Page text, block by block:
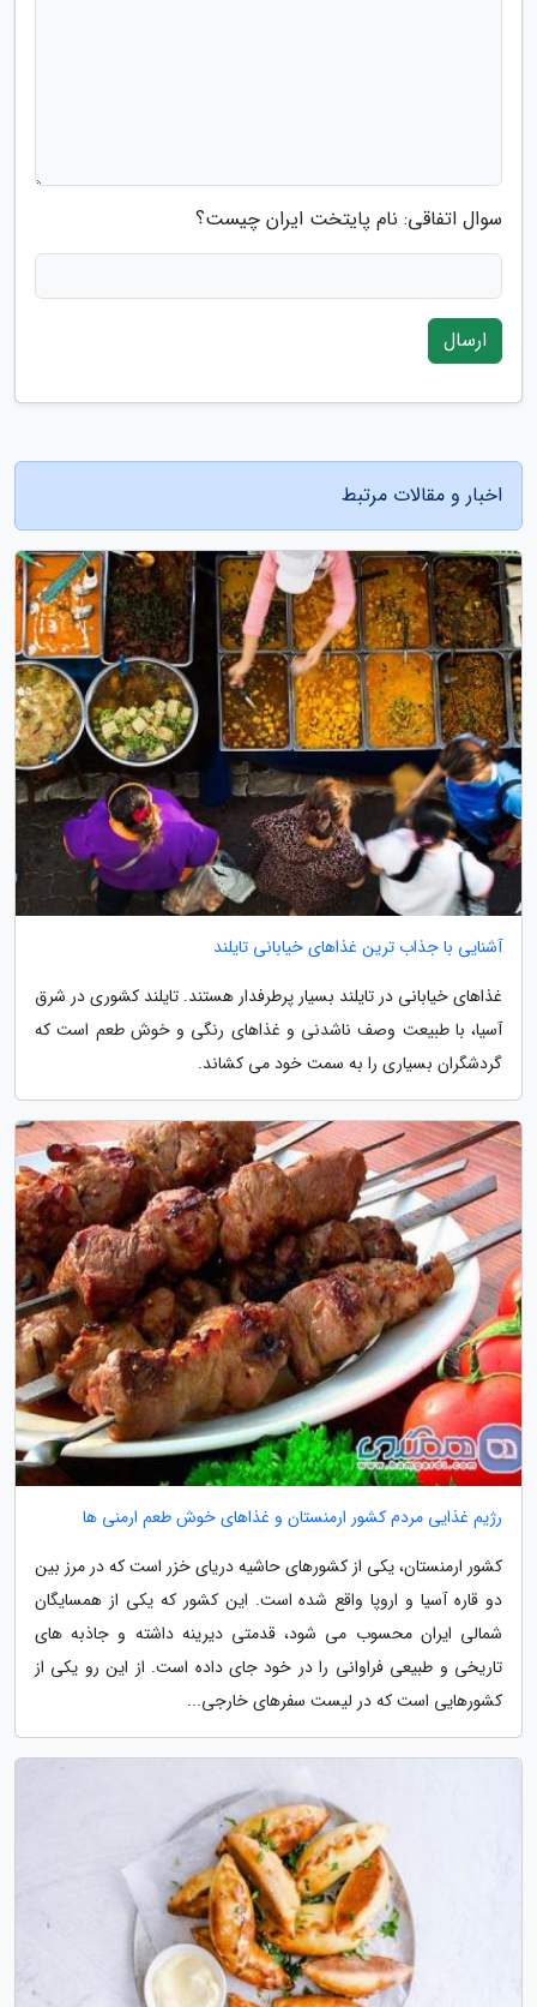
سوال اتفاقی: نام پایتخت ایران چیست؟
ارسال
اخبار و مقالات مرتبط
آشنایی با جذاب ترین غذاهای خیابانی تایلند
غذاهای خیابانی در تایلند بسیار پرطرفدار هستند. تایلند کشوری در شرق
آسیا، با طبیعت وصف ناشدنی و غذاهای رنگی و خوش طعم است که
گردشگران بسیاری را به سمت خود می کشاند.
رژیم غذایی مردم کشور ارمنستان و غذاهای خوش طعم ارمنی ها
کشور ارمنستان، یکی از کشورهای حاشیه دریای خزر است که در مرز بین
دو قاره آسیا و اروپا واقع شده است. این کشور که یکی از همسایگان
شمالی ایران محسوب می شود، قدمتی دیرینه داشته و جاذبه های
تاریخی و طبیعی فراوانی را در خود جای داده است. از این رو یکی از
کشورهایی است که در لیست سفرهای خارجی...